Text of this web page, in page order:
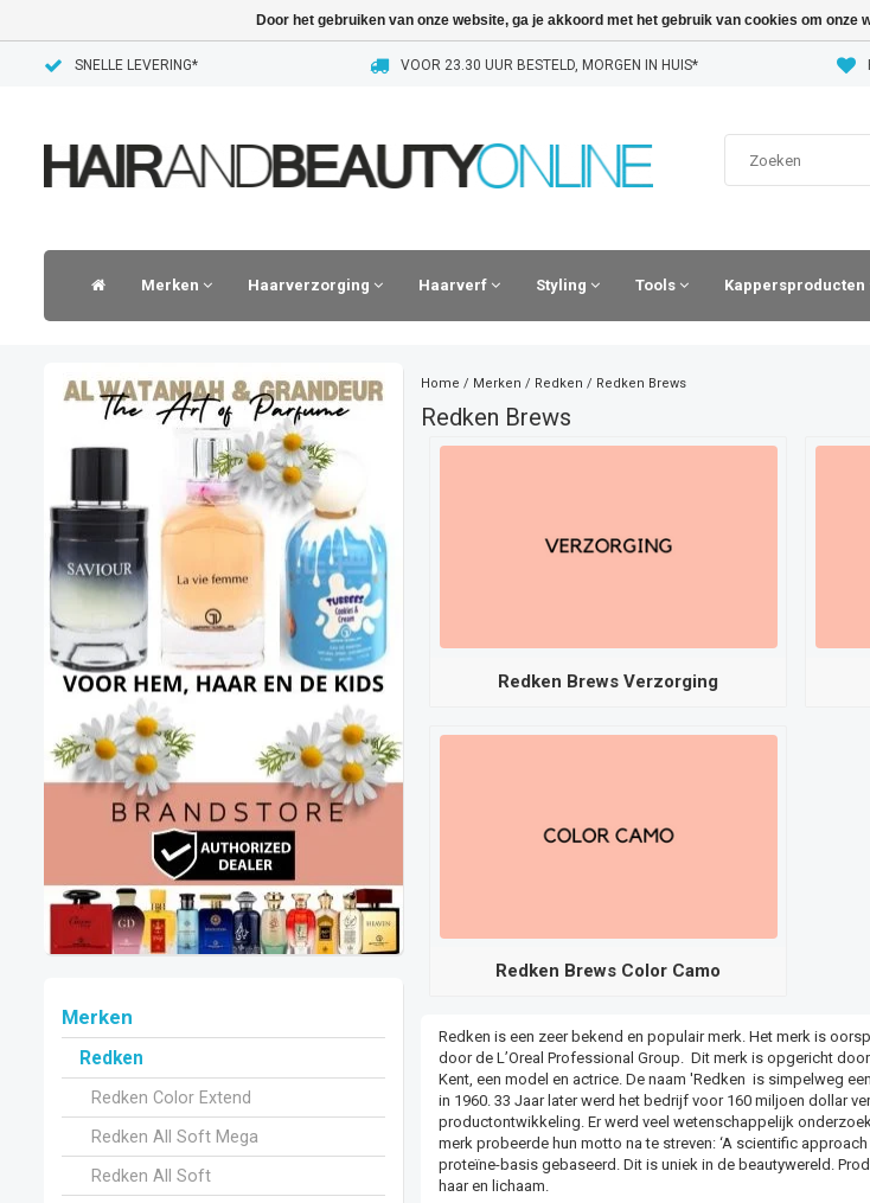
SNELLE LEVERING* VOOR 23.30 UUR BESTELD, MORGEN IN HUIS*
Merken Haarverzorging Haarverf Styling Tools Kappersproducten
Merken
Redken
Redken Color Extend
Redken All Soft Mega
Redken All Soft
Home / Merken / Redken / Redken Brews
Redken Brews
Redken Brews Verzorging
Redken Brews Color Camo
Redken is een zeer bekend en populair merk. Het merk is
door de L’Oreal Professional Group. Dit merk is opgericht
Kent, een model en actrice. De naam 'Redken is simpelweg
in 1960. 33 Jaar later werd het bedrijf voor 160 miljoen dollar
productontwikkeling. Er werd veel wetenschappelijk
merk probeerde hun motto na te streven: ‘A scientific
proteïne-basis gebaseerd. Dit is uniek in de beautywereld.
haar en lichaam.
Door het gebruiken van onze website, ga je akkoord met het gebruik van cookies om onze